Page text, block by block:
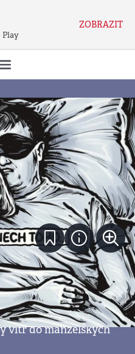
Play
ZOBRAZIT
pohromadě
vítr do manželských